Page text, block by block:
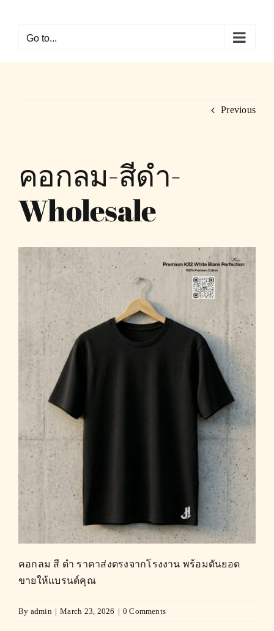
contentGo to...
Previous
คอกลม-สีดำ-
Wholesale
คอกลม สี ดำ ราคาส่งตรงจากโรงงาน พร้อมดันยอด
ขายให้แบรนด์คุณ
By admin | March 23, 2026 | 0 Comments